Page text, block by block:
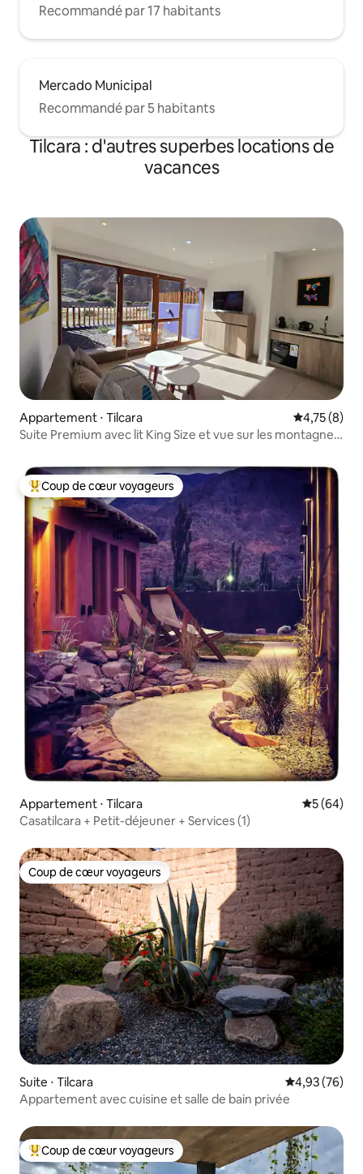
Recommandé par 17 habitants
Mercado Municipal
Recommandé par 5 habitants
Tilcara : d'autres superbes locations de
vacances
Appartement ⋅ Tilcara Évaluation
4,75 (8)
Suite Premium avec lit King Size et vue sur les montagnes,
Coups de cœur voyageurs les plus appréciés
Coup de cœur voyageurs
Appartement ⋅ Tilcara
5 (64)
Casatilcara + Petit-déjeuner + Services (1)
Coup de cœur voyageurs
Coup de cœur voyageurs
Suite ⋅ Tilcara Évaluation
4,93 (76)
Appartement avec cuisine et salle de bain privée
Coups de cœur voyageurs les plus appréciés
Coup de cœur voyageurs